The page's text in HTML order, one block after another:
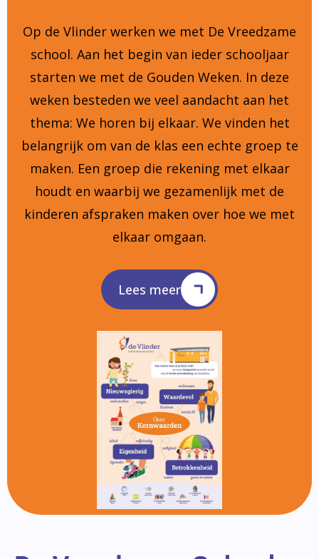
Op de Vlinder werken we met De Vreedzame
school. Aan het begin van ieder schooljaar
starten we met de Gouden Weken. In deze
weken besteden we veel aandacht aan het
thema: We horen bij elkaar. We vinden het
belangrijk om van de klas een echte groep te
maken. Een groep die rekening met elkaar
houdt en waarbij we gezamenlijk met de
kinderen afspraken maken over hoe we met
elkaar omgaan.
Lees meer